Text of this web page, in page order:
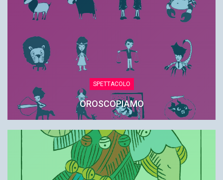
SPETTACOLO
OROSCOPIAMO